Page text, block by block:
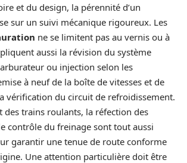
et du design, la pérennité d’un
sur un suivi mécanique rigoureux. Les
ne se limitent pas au vernis ou à
aussi la révision du système
ou injection selon les
à neuf de la boîte de vitesses et de
vérification du circuit de refroidissement.
des trains roulants, la réfection des
contrôle du freinage sont tout aussi
garantir une tenue de route conforme
Une attention particulière doit être